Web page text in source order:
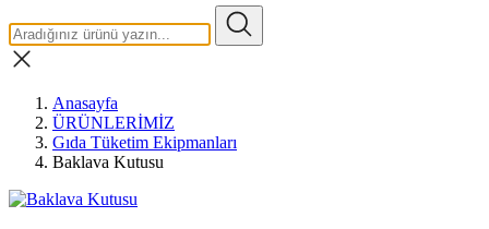
Anasayfa
ÜRÜNLERİMİZ
Gıda Tüketim Ekipmanları
Baklava Kutusu